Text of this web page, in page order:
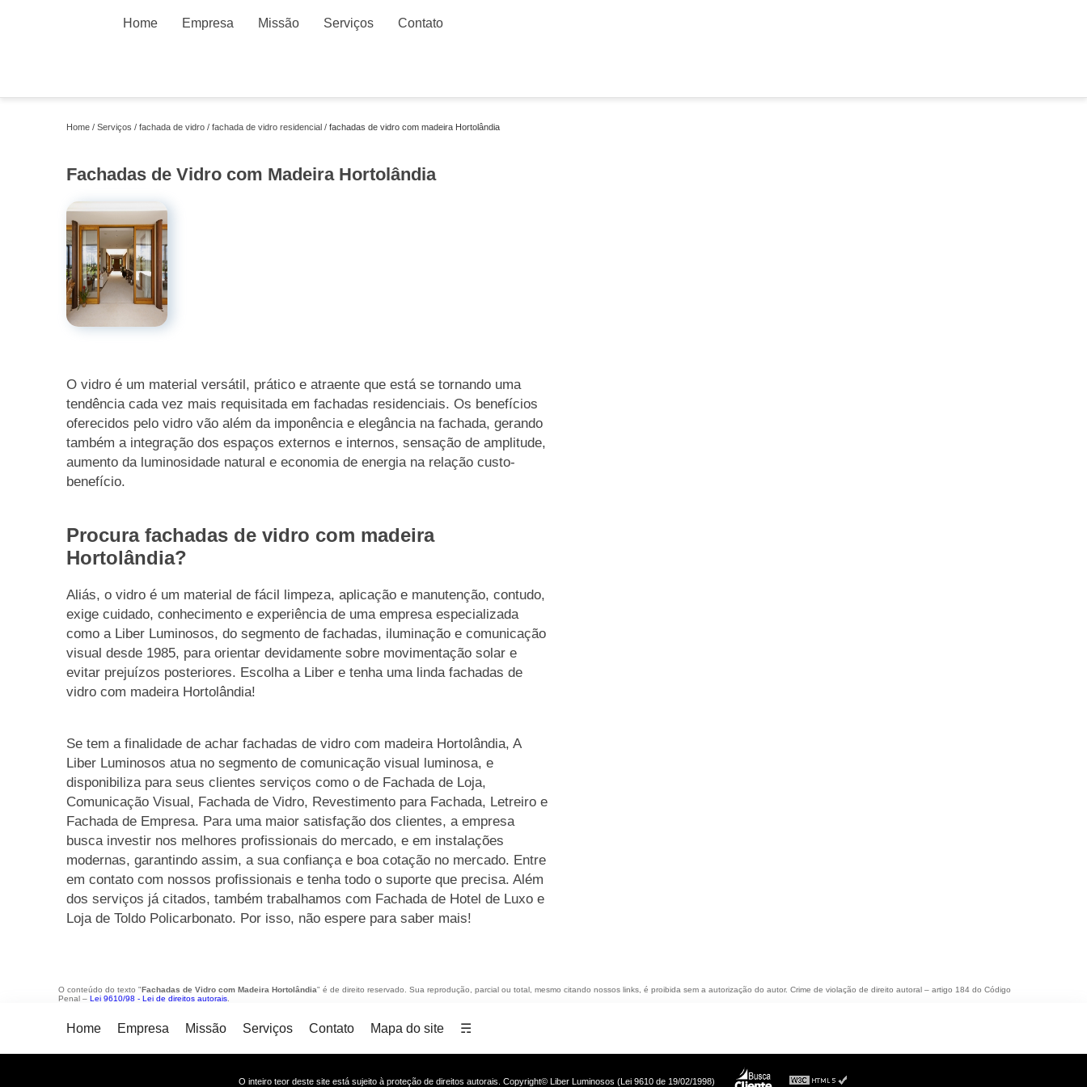
Home Empresa Missão Serviços Contato
Home Serviços fachada de vidro fachada de vidro residencial fachadas de vidro com madeira Hortolândia
Fachadas de Vidro com Madeira Hortolândia
O vidro é um material versátil, prático e atraente que está se tornando uma
tendência cada vez mais requisitada em fachadas residenciais. Os benefícios
oferecidos pelo vidro vão além da imponência e elegância na fachada, gerando
também a integração dos espaços externos e internos, sensação de amplitude,
aumento da luminosidade natural e economia de energia na relação custo-
benefício.
Procura fachadas de vidro com madeira
Hortolândia?
Aliás, o vidro é um material de fácil limpeza, aplicação e manutenção, contudo,
exige cuidado, conhecimento e experiência de uma empresa especializada
como a Liber Luminosos, do segmento de fachadas, iluminação e comunicação
visual desde 1985, para orientar devidamente sobre movimentação solar e
evitar prejuízos posteriores. Escolha a Liber e tenha uma linda fachadas de
vidro com madeira Hortolândia!
Se tem a finalidade de achar fachadas de vidro com madeira Hortolândia, A
Liber Luminosos atua no segmento de comunicação visual luminosa, e
disponibiliza para seus clientes serviços como o de Fachada de Loja,
Comunicação Visual, Fachada de Vidro, Revestimento para Fachada, Letreiro e
Fachada de Empresa. Para uma maior satisfação dos clientes, a empresa
busca investir nos melhores profissionais do mercado, e em instalações
modernas, garantindo assim, a sua confiança e boa cotação no mercado. Entre
em contato com nossos profissionais e tenha todo o suporte que precisa. Além
dos serviços já citados, também trabalhamos com Fachada de Hotel de Luxo e
Loja de Toldo Policarbonato. Por isso, não espere para saber mais!
O conteúdo do texto "Fachadas de Vidro com Madeira Hortolândia" é de direito reservado. Sua reprodução, parcial ou total, mesmo citando nossos links, é proibida sem a autorização do autor. Crime de violação de direito autoral – artigo 184 do Código
Penal – Lei 9610/98 - Lei de direitos autorais
Home Empresa Missão Serviços Contato Mapa do site ☴
O inteiro teor deste site está sujeito à proteção de direitos autorais. Copyright© Liber Luminosos (Lei 9610 de 19/02/1998)